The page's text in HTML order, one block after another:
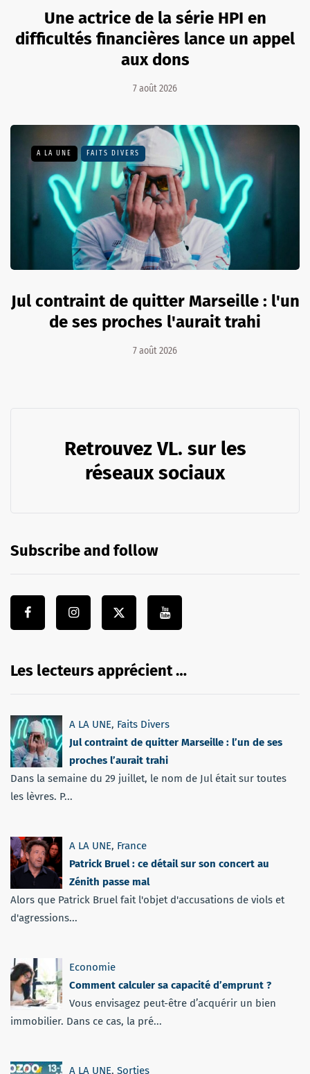
Une actrice de la série HPI en
difficultés financières lance un appel
aux dons
7 août 2026
A LA UNE FAITS DIVERS
Jul contraint de quitter Marseille : l'un
de ses proches l'aurait trahi
7 août 2026
Retrouvez VL. sur les
réseaux sociaux
Subscribe and follow
Les lecteurs apprécient …
A LA UNE, Faits Divers
Jul contraint de quitter Marseille : l’un de ses
proches l’aurait trahi
Dans la semaine du 29 juillet, le nom de Jul était sur toutes
les lèvres. P...
A LA UNE, France
Patrick Bruel : ce détail sur son concert au
Zénith passe mal
Alors que Patrick Bruel fait l'objet d'accusations de viols et
d'agressions...
Economie
Comment calculer sa capacité d’emprunt ?
Vous envisagez peut-être d’acquérir un bien
immobilier. Dans ce cas, la pré...
A LA UNE, Sorties